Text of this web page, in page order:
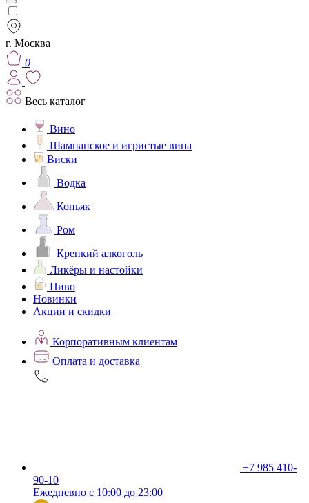
г. Москва
0
Весь каталог
Вино
Шампанское и игристые вина
Виски
Водка
Коньяк
Ром
Крепкий алкоголь
Ликёры и настойки
Пиво
Новинки
Акции и скидки
Корпоративным клиентам
Оплата и доставка
+7 985 410-
90-10
Ежедневно с 10:00 до 23:00